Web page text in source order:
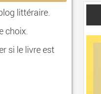
littéraire.
choix.
si le livre est